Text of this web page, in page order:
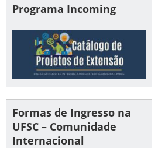
Programa Incoming
Formas de Ingresso na
UFSC – Comunidade
Internacional